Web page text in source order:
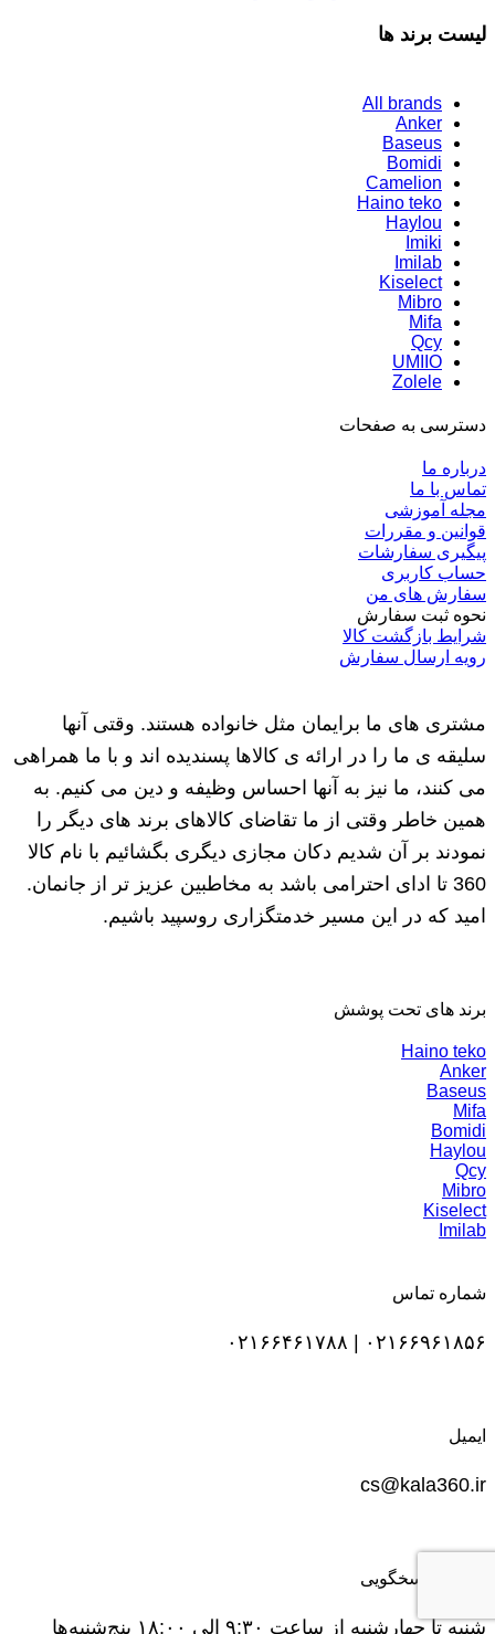
لیست برند ها
All brands
Anker
Baseus
Bomidi
Camelion
Haino teko
Haylou
Imiki
Imilab
Kiselect
Mibro
Mifa
Qcy
UMIIO
Zolele
دسترسی به صفحات
درباره ما
تماس با ما
مجله آموزشی
قوانین و مقررات
پیگیری سفارشات
حساب کاربری
سفارش های من
نحوه ثبت سفارش
شرایط بازگشت کالا
رویه ارسال سفارش
مشتری های ما برایمان مثل خانواده هستند. وقتی آنها
سلیقه ی ما را در ارائه ی کالاها پسندیده اند و با ما همراهی
می کنند، ما نیز به آنها احساس وظیفه و دین می کنیم. به
همین خاطر وقتی از ما تقاضای کالاهای برند های دیگر را
نمودند بر آن شدیم دکان مجازی دیگری بگشائیم با نام کالا
360 تا ادای احترامی باشد به مخاطبین عزیز تر از جانمان.
امید که در این مسیر خدمتگزاری روسپید باشیم.
برند های تحت پوشش
Haino teko
Anker
Baseus
Mifa
Bomidi
Haylou
Qcy
Mibro
Kiselect
Imilab
شماره تماس
۰۲۱۶۶۹۶۱۸۵۶ | ۰۲۱۶۶۴۶۱۷۸۸
ایمیل
cs@kala360.ir
ساعت پاسخگویی
شنبه تا چهارشنبه از ساعت ۹:۳۰ الی ۱۸:۰۰ پنج‌شنبه‌ها